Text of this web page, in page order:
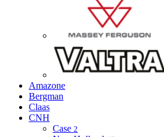
Amazone
Bergman
Claas
CNH
Case 2